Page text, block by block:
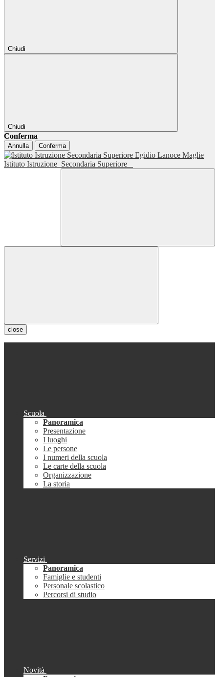
Chiudi
Chiudi
Conferma
Annulla Conferma
Istituto Istruzione Secondaria Superiore
close
Scuola
Panoramica
Presentazione
I luoghi
Le persone
I numeri della scuola
Le carte della scuola
Organizzazione
La storia
Servizi
Panoramica
Famiglie e studenti
Personale scolastico
Percorsi di studio
Novità